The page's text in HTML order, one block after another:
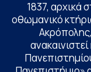
1837, αρχικά
οθωμανικό